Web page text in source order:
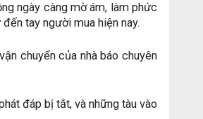
ngày càng mờ ám, làm phức
tay người mua hiện nay.
chuyển của nhà báo chuyên
đáp bị tắt, và những tàu vào